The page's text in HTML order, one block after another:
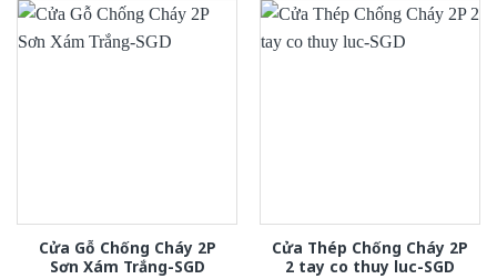
Cửa Gỗ Chống Cháy 2P
Sơn Xám Trắng-SGD
Cửa Thép Chống Cháy 2P
2 tay co thuy luc-SGD